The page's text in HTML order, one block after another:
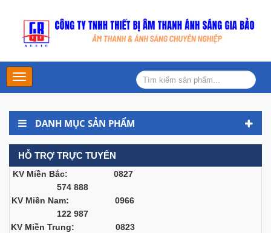
Main
Menu
DANH MỤC SẢN PHẨM
HỖ TRỢ TRỰC TUYẾN
KV Miền Bắc: 0827
574 888
KV Miền Nam: 0966
122 987
KV Miền Trung: 0823